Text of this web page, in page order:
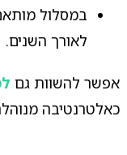
במסלול
לאורך השנים.
אפשר להשוות גם
כאלטרנטיבה